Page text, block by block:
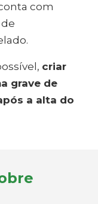
com
criar
grave de
a alta do